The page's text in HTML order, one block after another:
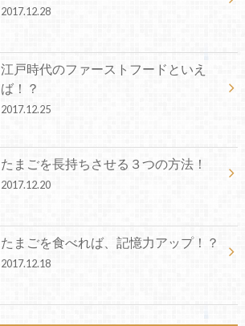
2017.12.28
江戸時代のファーストフードといえ
ば！？
2017.12.25
たまごを長持ちさせる３つの方法！
2017.12.20
たまごを食べれば、記憶力アップ！？
2017.12.18